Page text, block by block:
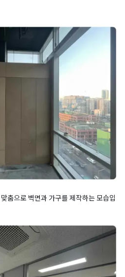
춤으로 벽면과 가구를 제작하는 모습입